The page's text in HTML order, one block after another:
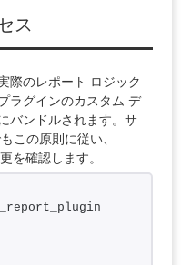
ス
際のレポート ロジック
ラグインのカスタム デ
バンドルされます。サ
この原則に従い、
を確認します。